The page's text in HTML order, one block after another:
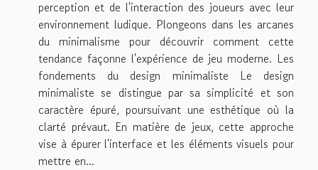
perception et de l'interaction des joueurs avec leur
environnement ludique. Plongeons dans les arcanes
du minimalisme pour découvrir comment cette
tendance façonne l'expérience de jeu moderne. Les
fondements du design minimaliste Le design
minimaliste se distingue par sa simplicité et son
caractère épuré, poursuivant une esthétique où la
clarté prévaut. En matière de jeux, cette approche
vise à épurer l'interface et les éléments visuels pour
mettre en...